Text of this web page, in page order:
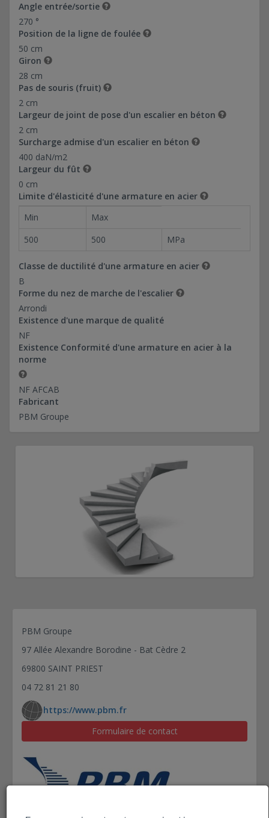
Angle entrée/sortie
270 °
Position de la ligne de foulée
50 cm
Giron
28 cm
Pas de souris (fruit)
2 cm
Largeur de joint de pose d'un escalier en béton
2 cm
Surcharge admise d'un escalier en béton
400 daN/m2
Largeur du fût
0 cm
Limite d'élasticité d'une armature en acier
Min
Max
500
500 MPa
Classe de ductilité d'une armature en acier
B
Forme du nez de marche de l'escalier
Arrondi
Existence d'une marque de qualité
NF
Existence Conformité d'une armature en acier à la
norme
NF AFCAB
Fabricant
PBM Groupe
PBM Groupe
97 Allée Alexandre Borodine - Bat Cèdre 2
69800 SAINT PRIEST
04 72 81 21 80
https://www.pbm.fr
Formulaire de contact